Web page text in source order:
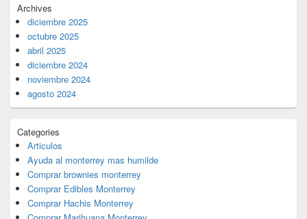
Archives
diciembre 2025
octubre 2025
abril 2025
diciembre 2024
noviembre 2024
agosto 2024
Categories
Articulos
Ayuda al monterrey mas humilde
Comprar brownies monterrey
Comprar Edibles Monterrey
Comprar Hachis Monterrey